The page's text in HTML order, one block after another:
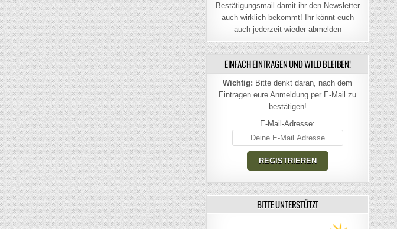
Bestätigungsmail damit ihr den Newsletter
auch wirklich bekommt! Ihr könnt euch
auch jederzeit wieder abmelden
EINFACH EINTRAGEN UND WILD BLEIBEN!
Wichtig: Bitte denkt daran, nach dem
Eintragen eure Anmeldung per E-Mail zu
bestätigen!
E-Mail-Adresse:
BITTE UNTERSTÜTZT